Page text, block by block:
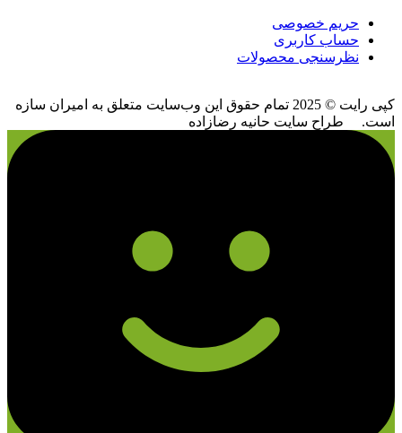
حریم خصوصی
حساب کاربری
نظرسنجی محصولات
کپی رایت © 2025 تمام حقوق اين وب‌سايت متعلق به امیران سازه
است. طراح سایت حانیه رضازاده